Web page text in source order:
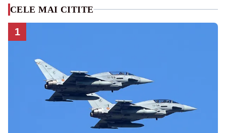
CELE MAI CITITE
1